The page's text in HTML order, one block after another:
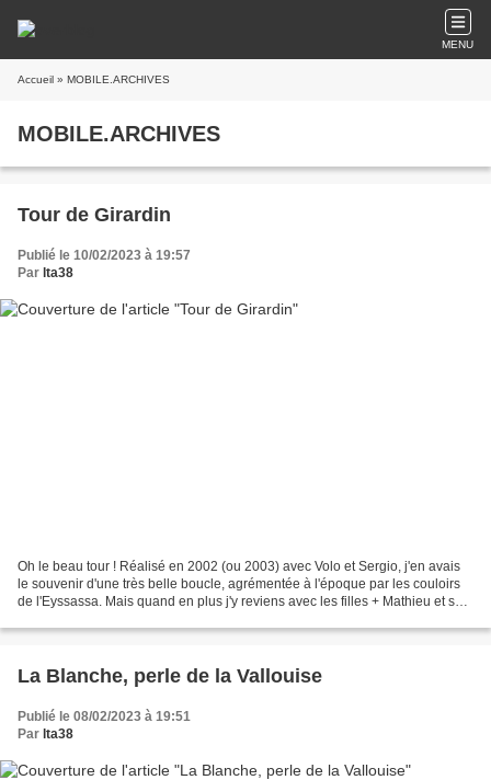
MENU
Accueil » MOBILE.ARCHIVES
MOBILE.ARCHIVES
Tour de Girardin
Publié le 10/02/2023 à 19:57
Par lta38
Oh le beau tour ! Réalisé en 2002 (ou 2003) avec Volo et Sergio, j'en avais
le souvenir d'une très belle boucle, agrémentée à l'époque par les couloirs
de l'Eyssassa. Mais quand en plus j'y reviens avec les filles + Mathieu et ses
La Blanche, perle de la Vallouise
Publié le 08/02/2023 à 19:51
Par lta38